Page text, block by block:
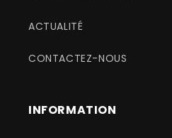
ACTUALITÉ
CONTACTEZ-NOUS
INFORMATION